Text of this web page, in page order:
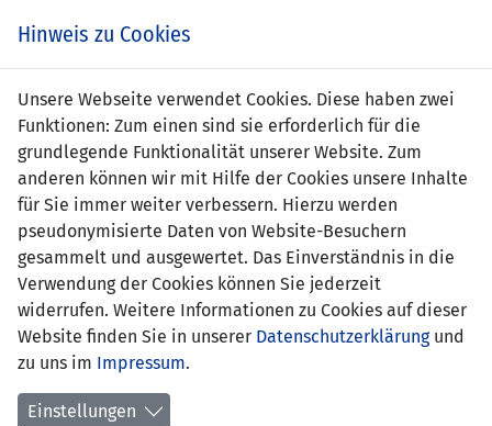
Cooper Quaderer
Position:
Geburtsdatum: 17. Februar 1998
aktueller Verein: FC Schaan
Anzahl Spiele: 0
Hinweis zu Cookies
Unsere Webseite verwendet Cookies. Diese haben zwei
Funktionen: Zum einen sind sie erforderlich für die
grundlegende Funktionalität unserer Website. Zum
anderen können wir mit Hilfe der Cookies unsere Inhalte
für Sie immer weiter verbessern. Hierzu werden
pseudonymisierte Daten von Website-Besuchern
gesammelt und ausgewertet. Das Einverständnis in die
Verwendung der Cookies können Sie jederzeit
widerrufen. Weitere Informationen zu Cookies auf dieser
Website finden Sie in unserer Datenschutzerklärungund
zu uns im Impressum.
Einstellungen